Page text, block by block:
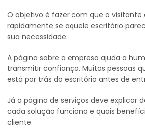
O objetivo é fazer com que o visitante
rapidamente se aquele escritório
sua necessidade.
A página sobre a empresa ajuda a
transmitir confiança. Muitas pessoas
está por trás do escritório antes de
Já a página de serviços deve explicar
cada solução funciona e quais
cliente.